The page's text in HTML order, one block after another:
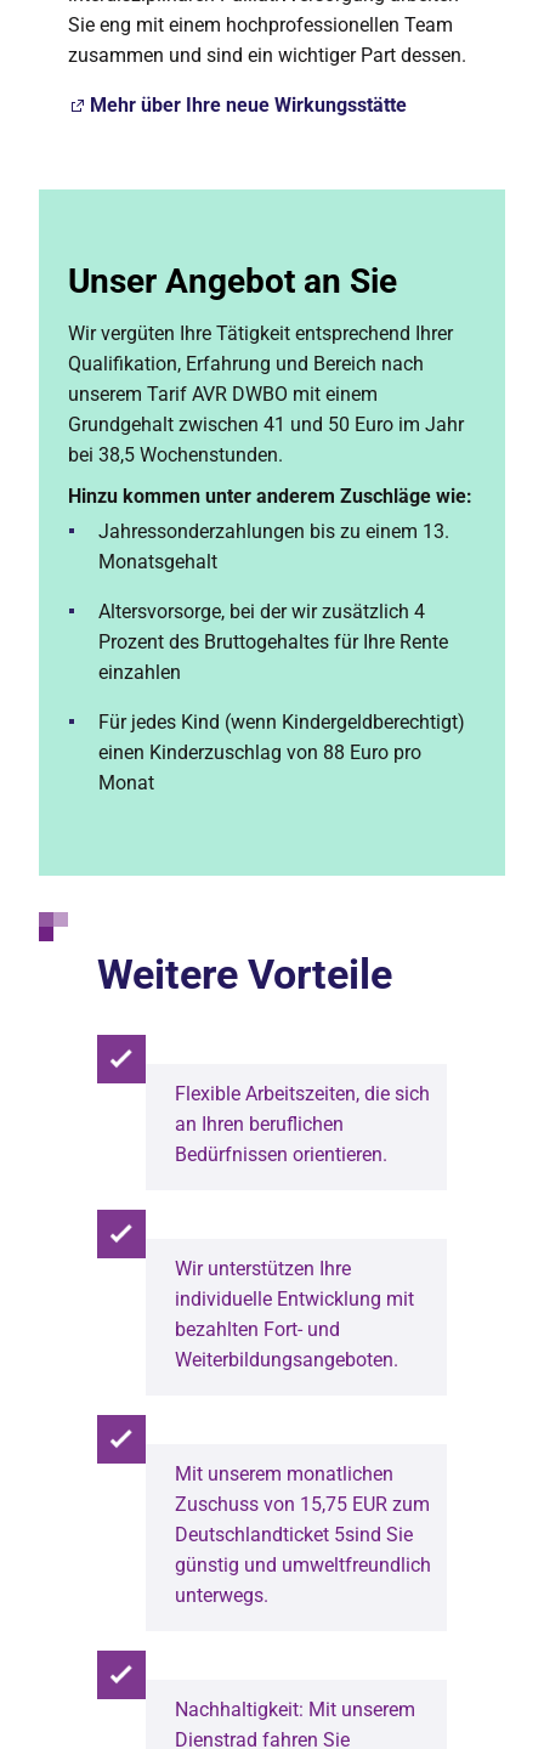
Sie eng mit einem hochprofessionellen Team
zusammen und sind ein wichtiger Part dessen.
Mehr über Ihre neue Wirkungsstätte
Unser Angebot an Sie
Wir vergüten Ihre Tätigkeit entsprechend Ihrer
Qualifikation, Erfahrung und Bereich nach
unserem Tarif AVR DWBO mit einem
Grundgehalt zwischen 41 und 50 Euro im Jahr
bei 38,5 Wochenstunden.
Hinzu kommen unter anderem Zuschläge wie:
Jahressonderzahlungen bis zu einem 13.
Monatsgehalt
Altersvorsorge, bei der wir zusätzlich 4
Prozent des Bruttogehaltes für Ihre Rente
einzahlen
Für jedes Kind (wenn Kindergeldberechtigt)
einen Kinderzuschlag von 88 Euro pro
Monat
Weitere Vorteile
Flexible Arbeitszeiten, die sich
an Ihren beruflichen
Bedürfnissen orientieren.
Wir unterstützen Ihre
individuelle Entwicklung mit
bezahlten Fort- und
Weiterbildungsangeboten.
Mit unserem monatlichen
Zuschuss von 15,75 EUR zum
Deutschlandticket 5sind Sie
günstig und umweltfreundlich
unterwegs.
Nachhaltigkeit: Mit unserem
Dienstrad fahren Sie